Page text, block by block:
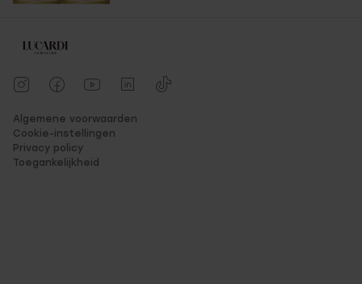
Algemene voorwaarden
Cookie-instellingen
Privacy policy
Toegankelijkheid